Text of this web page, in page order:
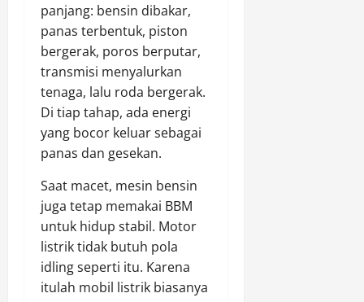
panjang: bensin dibakar,
panas terbentuk, piston
bergerak, poros berputar,
transmisi menyalurkan
tenaga, lalu roda bergerak.
Di tiap tahap, ada energi
yang bocor keluar sebagai
panas dan gesekan.
Saat macet, mesin bensin
juga tetap memakai BBM
untuk hidup stabil. Motor
listrik tidak butuh pola
idling seperti itu. Karena
itulah mobil listrik biasanya